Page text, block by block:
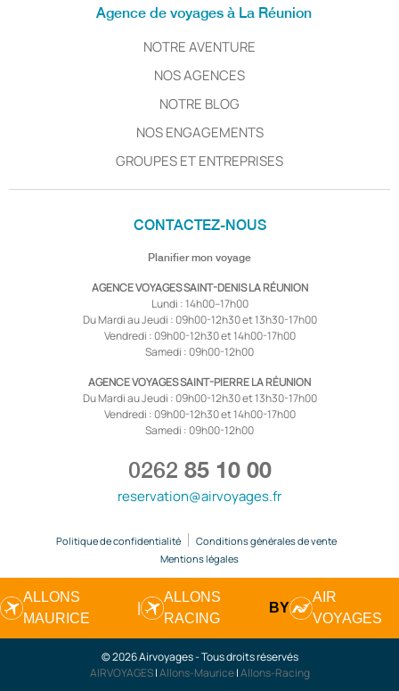
Agence de voyages à La Réunion
NOTRE AVENTURE
NOS AGENCES
NOTRE BLOG
NOS ENGAGEMENTS
GROUPES ET ENTREPRISES
CONTACTEZ-NOUS
Planifier mon voyage
AGENCE VOYAGES SAINT-DENIS LA RÉUNION
Lundi : 14h00–17h00
Du Mardi au Jeudi : 09h00-12h30 et 13h30-17h00
Vendredi : 09h00-12h30 et 14h00-17h00
Samedi : 09h00-12h00
AGENCE VOYAGES SAINT-PIERRE LA RÉUNION
Du Mardi au Jeudi : 09h00-12h30 et 13h30-17h00
Vendredi : 09h00-12h30 et 14h00-17h00
Samedi : 09h00-12h00
0262 85 10 00
reservation@airvoyages.fr
Politique de confidentialité
Conditions générales de vente
Mentions légales
ALLONS
MAURICE
|
ALLONS
RACING
BY
AIR
VOYAGES
© 2026 Airvoyages - Tous droits réservés
AIRVOYAGES|Allons-Maurice|Allons-Racing